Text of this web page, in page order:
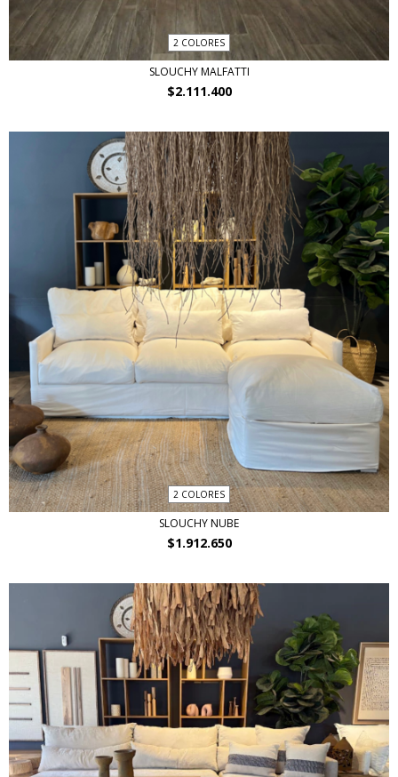
2 COLORES
SLOUCHY MALFATTI
$2.111.400
2 COLORES
SLOUCHY NUBE
$1.912.650